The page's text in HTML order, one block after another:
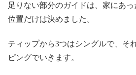
足りない部分のガイドは、家にあっ
位置だけは決めました。
ティップから3つはシングルで、そ
ピングでいきます。